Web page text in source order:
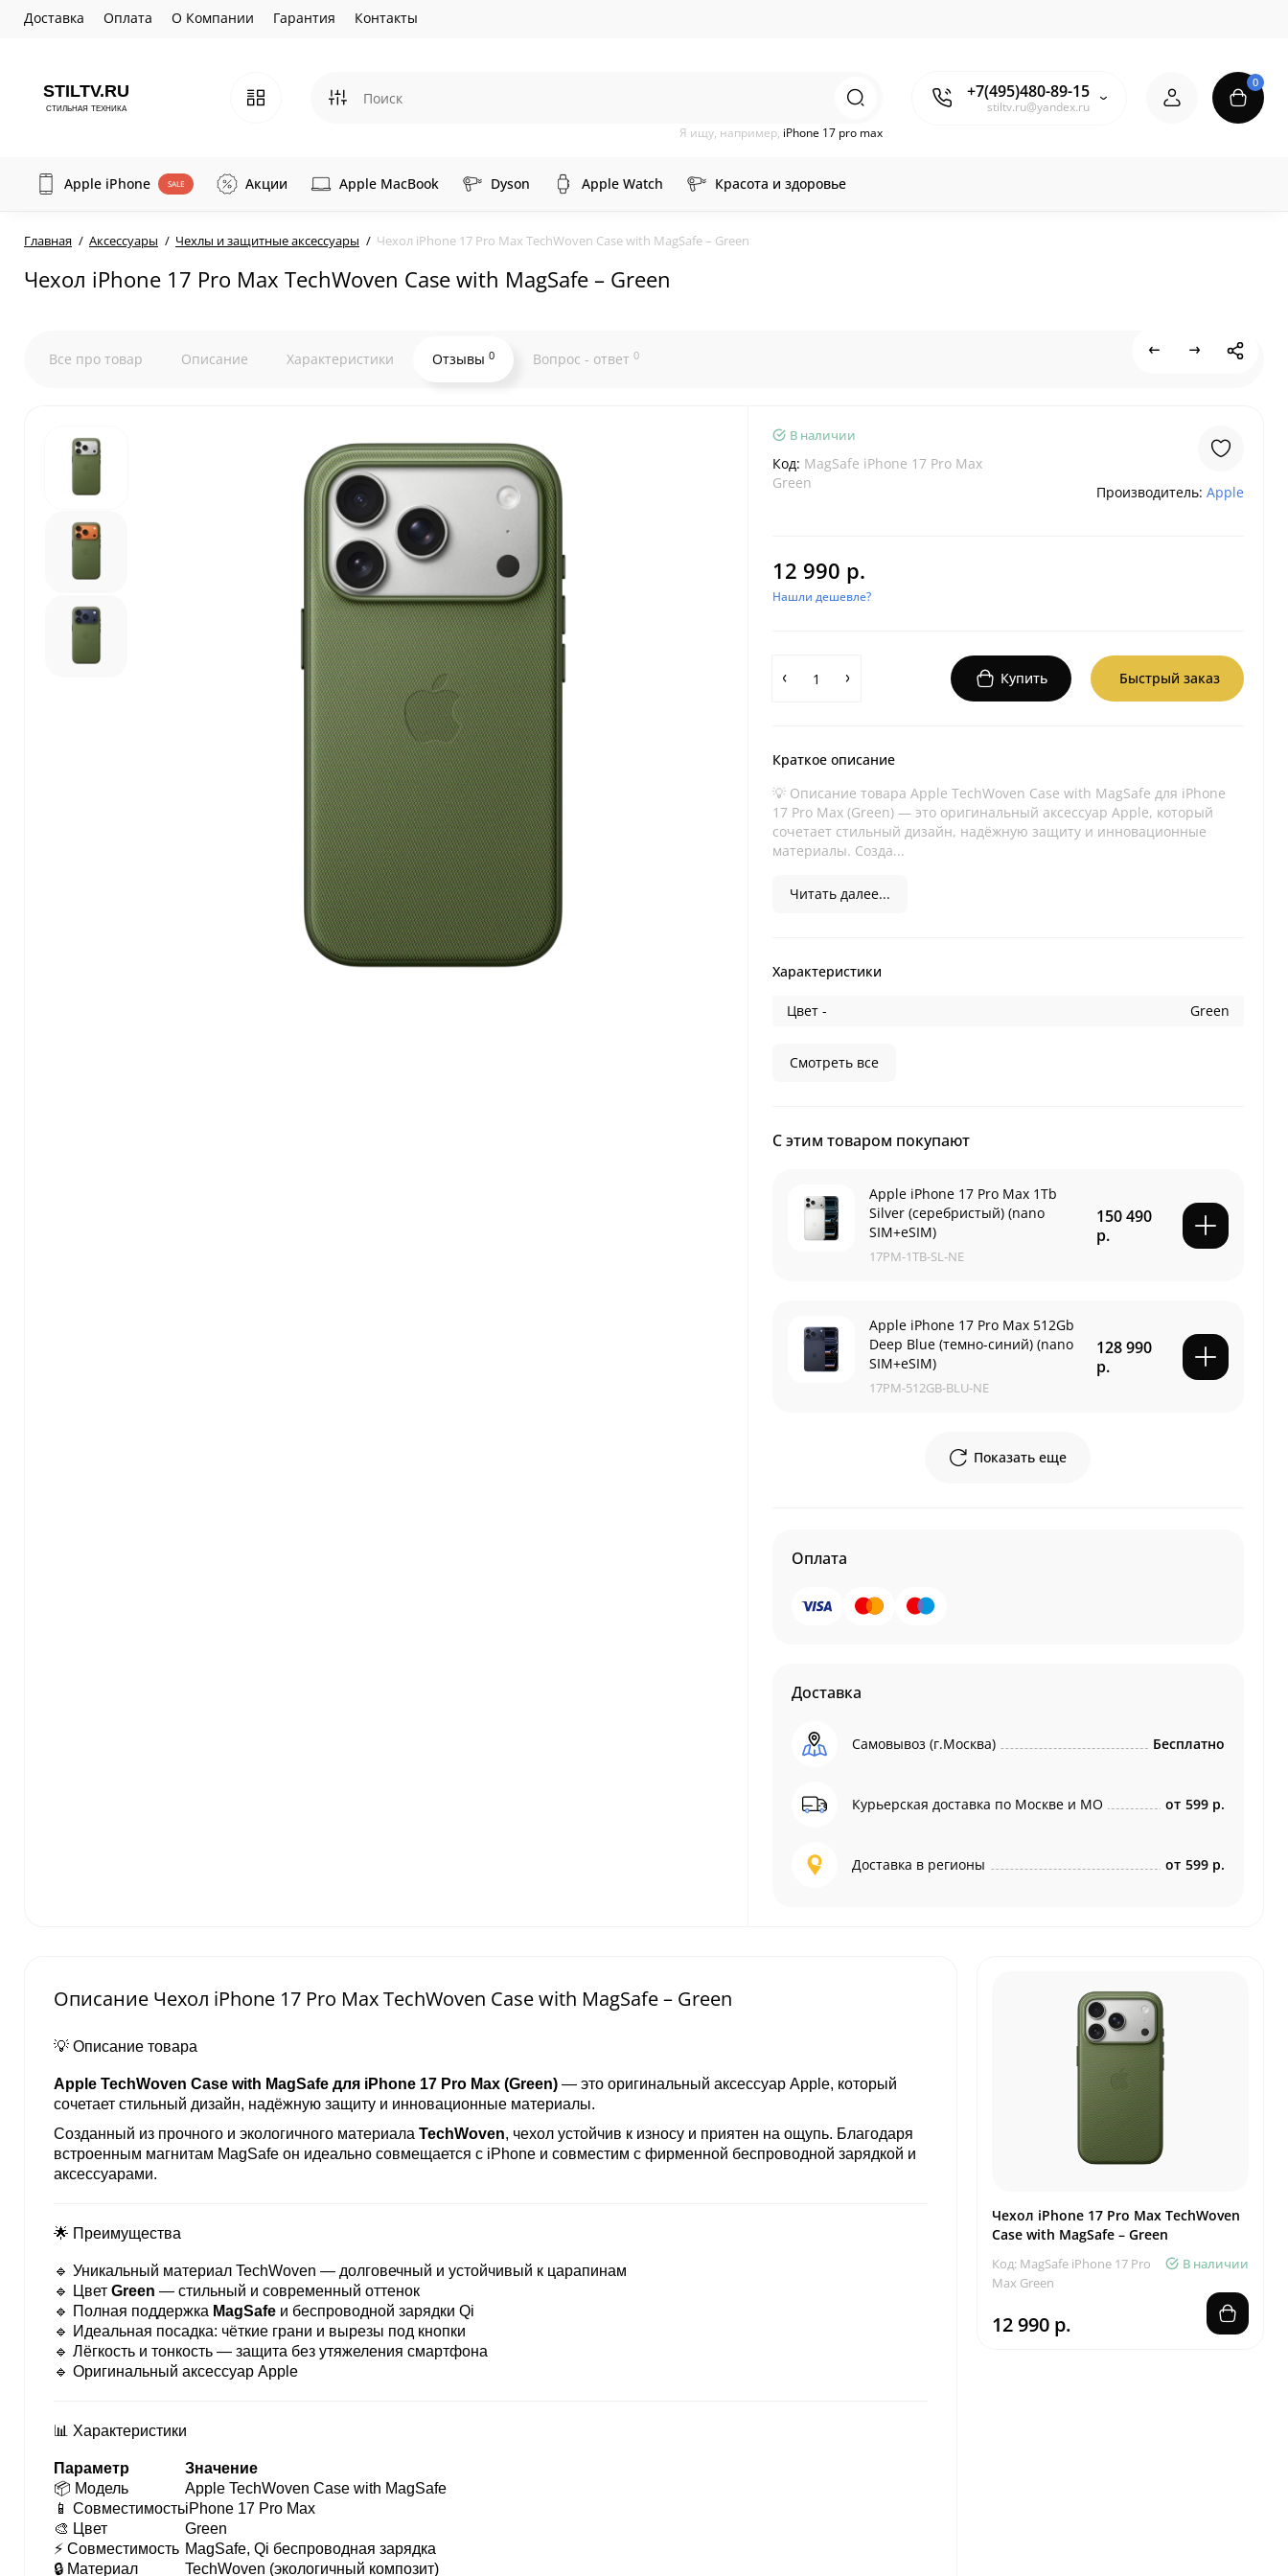
Доставка Оплата О Компании Гарантия Контакты
+7(495)480-89-15
stiltv.ru@yandex.ru
Я ищу, например, iPhone 17 pro max
0
Apple iPhone SALE Акции Apple MacBook Dyson Apple Watch Красота и здоровье
Главная Аксессуары Чехлы и защитные аксессуары Чехол iPhone 17 Pro Max TechWoven Case with MagSafe – Green
Чехол iPhone 17 Pro Max TechWoven Case with MagSafe – Green
Все про товар Описание Характеристики Отзывы 0 Вопрос - ответ 0
В наличии
Код: MagSafe iPhone 17 Pro Max
Green
Производитель: Apple
12 990 р.
Нашли дешевле?
Купить Быстрый заказ
Краткое описание
💡 Описание товара Apple TechWoven Case with MagSafe для iPhone
17 Pro Max (Green) — это оригинальный аксессуар Apple, который
сочетает стильный дизайн, надёжную защиту и инновационные
материалы. Созда...
Читать далее...
Характеристики
Цвет - Green
Смотреть все
С этим товаром покупают
Apple iPhone 17 Pro Max 1Tb
Silver (серебристый) (nano
SIM+eSIM)
17PM-1TB-SL-NE
150 490
р.
Apple iPhone 17 Pro Max 512Gb
Deep Blue (темно-синий) (nano
SIM+eSIM)
17PM-512GB-BLU-NE
128 990
р.
Показать еще
Оплата
Доставка
Самовывоз (г.Москва) Бесплатно
Курьерская доставка по Москве и МО от 599 р.
Доставка в регионы от 599 р.
Описание Чехол iPhone 17 Pro Max TechWoven Case with MagSafe – Green
💡 Описание товара
Apple TechWoven Case with MagSafe для iPhone 17 Pro Max (Green) — это оригинальный аксессуар Apple, который
сочетает стильный дизайн, надёжную защиту и инновационные материалы.
Созданный из прочного и экологичного материала TechWoven, чехол устойчив к износу и приятен на ощупь. Благодаря
встроенным магнитам MagSafe он идеально совмещается с iPhone и совместим с фирменной беспроводной зарядкой и
аксессуарами.
🌟 Преимущества
🔹 Уникальный материал TechWoven — долговечный и устойчивый к царапинам
🔹 Цвет Green — стильный и современный оттенок
🔹 Полная поддержка MagSafe и беспроводной зарядки Qi
🔹 Идеальная посадка: чёткие грани и вырезы под кнопки
🔹 Лёгкость и тонкость — защита без утяжеления смартфона
🔹 Оригинальный аксессуар Apple
📊 Характеристики
Параметр
Значение
📦 Модель
Apple TechWoven Case with MagSafe
📱 СовместимостьiPhone 17 Pro Max
🎨 Цвет
Green
⚡ Совместимость MagSafe, Qi беспроводная зарядка
🔒 Материал
TechWoven (экологичный композит)
Чехол iPhone 17 Pro Max TechWoven
Case with MagSafe – Green
Код: MagSafe iPhone 17 Pro
Max Green
В наличии
12 990 р.